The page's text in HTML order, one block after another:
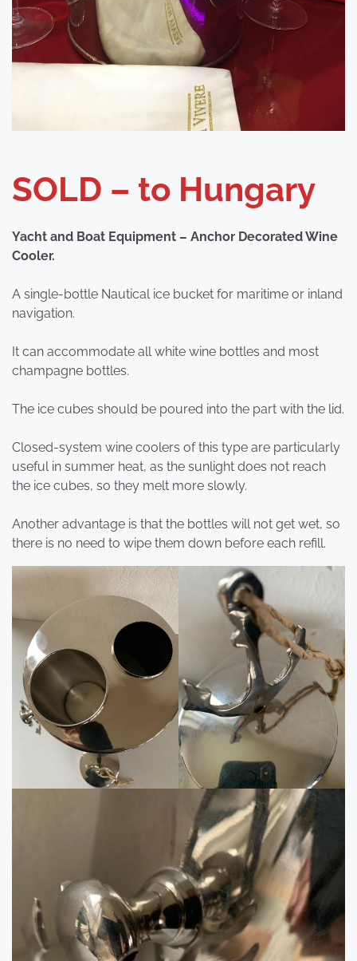
SOLD – to Hungary
Yacht and Boat Equipment – Anchor Decorated Wine
Cooler.
A single-bottle Nautical ice bucket for maritime or inland
navigation.
It can accommodate all white wine bottles and most
champagne bottles.
The ice cubes should be poured into the part with the lid.
Closed-system wine coolers of this type are particularly
useful in summer heat, as the sunlight does not reach
the ice cubes, so they melt more slowly.
Another advantage is that the bottles will not get wet, so
there is no need to wipe them down before each refill.